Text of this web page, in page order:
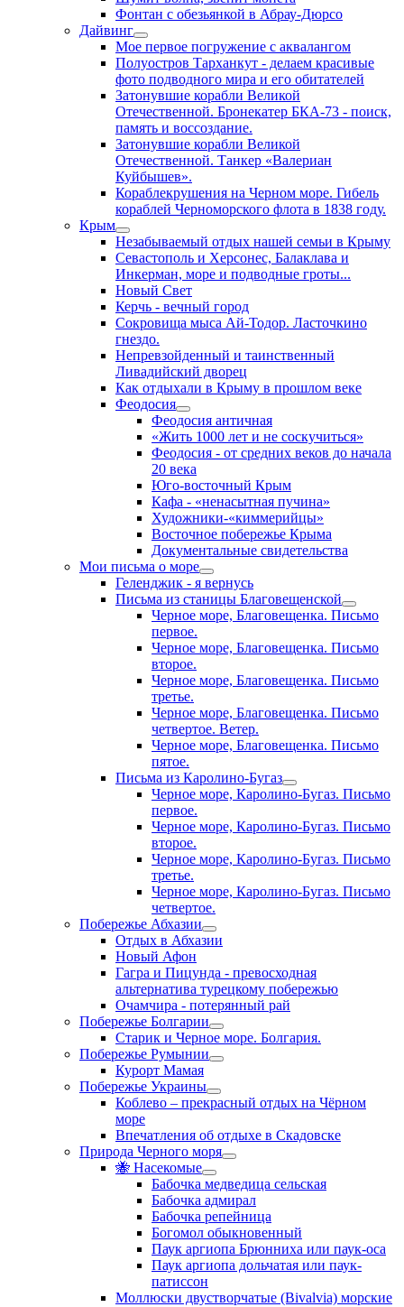
Фонтан с обезьянкой в Абрау-Дюрсо
Дайвинг
Мое первое погружение с аквалангом
Полуостров Тарханкут - делаем красивые
фото подводного мира и его обитателей
Затонувшие корабли Великой
Отечественной. Бронекатер БКА-73 - поиск,
память и воссоздание.
Затонувшие корабли Великой
Отечественной. Танкер «Валериан
Куйбышев».
Кораблекрушения на Черном море. Гибель
кораблей Черноморского флота в 1838 году.
Крым
Незабываемый отдых нашей семьи в Крыму
Севастополь и Херсонес, Балаклава и
Инкерман, море и подводные гроты...
Новый Свет
Керчь - вечный город
Сокровища мыса Ай-Тодор. Ласточкино
гнездо.
Непревзойденный и таинственный
Ливадийский дворец
Как отдыхали в Крыму в прошлом веке
Феодосия
Феодосия античная
«Жить 1000 лет и не соскучиться»
Феодосия - от средних веков до начала
20 века
Юго-восточный Крым
Кафа - «ненасытная пучина»
Художники-«киммерийцы»
Восточное побережье Крыма
Документальные свидетельства
Мои письма о море
Геленджик - я вернусь
Письма из станицы Благовещенской
Черное море, Благовещенка. Письмо
первое.
Черное море, Благовещенка. Письмо
второе.
Черное море, Благовещенка. Письмо
третье.
Черное море, Благовещенка. Письмо
четвертое. Ветер.
Черное море, Благовещенка. Письмо
пятое.
Письма из Каролино-Бугаз
Черное море, Каролино-Бугаз. Письмо
первое.
Черное море, Каролино-Бугаз. Письмо
второе.
Черное море, Каролино-Бугаз. Письмо
третье.
Черное море, Каролино-Бугаз. Письмо
четвертое.
Побережье Абхазии
Отдых в Абхазии
Новый Афон
Гагра и Пицунда - превосходная
альтернатива турецкому побережью
Очамчира - потерянный рай
Побережье Болгарии
Старик и Черное море. Болгария.
Побережье Румынии
Курорт Мамая
Побережье Украины
Коблево – прекрасный отдых на Чёрном
море
Впечатления об отдыхе в Скадовске
Природа Черного моря
🐝 Насекомые
Бабочка медведица сельская
Бабочка адмирал
Бабочка репейница
Богомол обыкновенный
Паук аргиопа Брюнниха или паук-оса
Паук аргиопа дольчатая или паук-
патиссон
Моллюски двустворчатые (Bivalvia) морские